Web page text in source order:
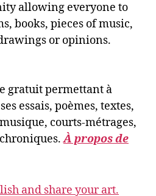
allowing everyone to
books, pieces of music,
or opinions.
gratuit permettant à
essais, poèmes, textes,
courts-métrages,
À propos de
and share your art.